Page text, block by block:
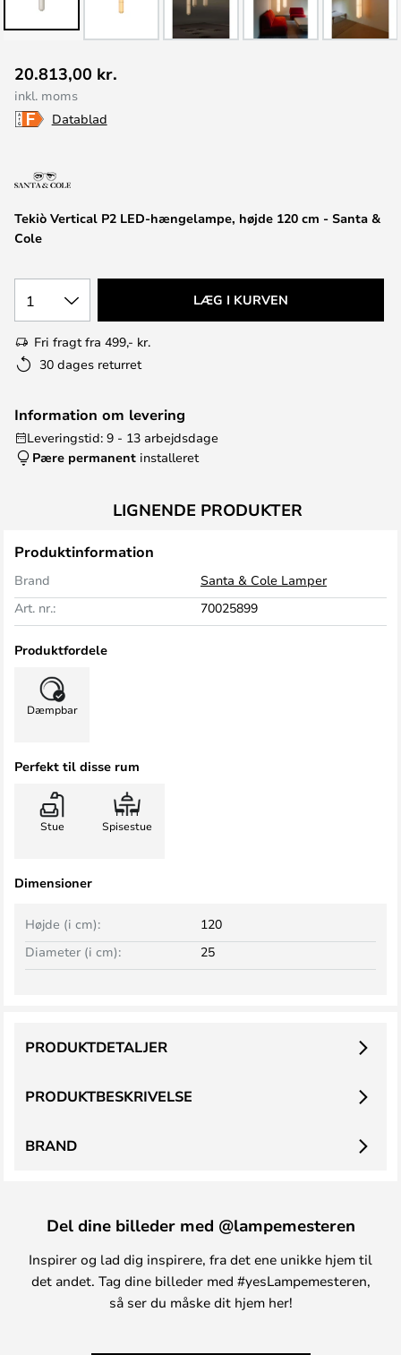
til
starten
af
Tekiò Vertical P2 LED-hængelampe, højde 120 cm - Santa &
Cole
20.813,00 kr.
inkl. moms
Datablad
1 LÆG I KURVEN
Fri fragt fra 499,- kr.
30 dages returret
Information om levering
Leveringstid: 9 - 13 arbejdsdage
Pære permanent installeret
LIGNENDE PRODUKTER
Produktinformation
Brand
Santa & Cole Lamper
Art. nr.:
70025899
Produktfordele
Dæmpbar
Perfekt til disse rum
Stue Spisestue
Dimensioner
Højde (i cm):
120
Diameter (i cm):
25
PRODUKTBESKRIVELSE
PRODUKTDETALJER
BRAND
Del dine billeder med @lampemesteren
Inspirer og lad dig inspirere, fra det ene unikke hjem til
det andet. Tag dine billeder med #yesLampemesteren,
så ser du måske dit hjem her!